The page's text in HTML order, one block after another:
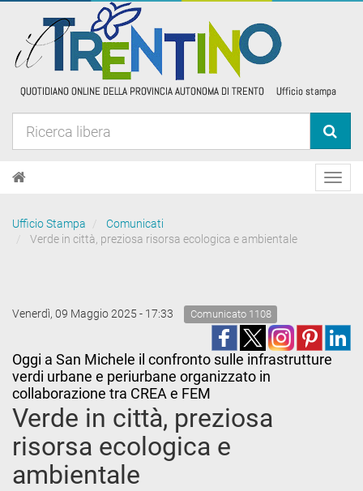
Ufficio Stampa
Comunicati
Verde in città, preziosa risorsa ecologica e ambientale
Venerdì, 09 Maggio 2025 - 17:33 Comunicato 1108
Oggi a San Michele il confronto sulle infrastrutture
verdi urbane e periurbane organizzato in
collaborazione tra CREA e FEM
Verde in città, preziosa
risorsa ecologica e
ambientale